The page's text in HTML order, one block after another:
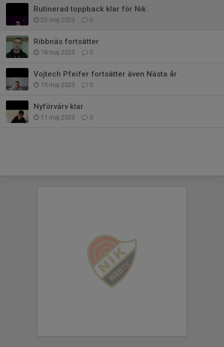
Rutinerad toppback klar för Nik
23 maj 2023 0
Ribbnäs fortsätter
18 maj 2023 0
Vojtech Pfeifer fortsätter även Nästa år
15 maj 2023 0
Nyförvärv klar
11 maj 2023 0